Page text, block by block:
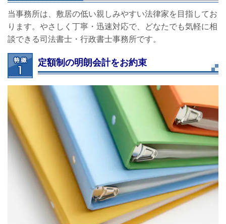
当事務所は、敷居の低い親しみやすい法律家を目指してお
ります。やさしく丁寧・迅速対応で、どなたでも気軽に相
談できる司法書士・行政書士事務所です。
定額制の明朗会計をお約束